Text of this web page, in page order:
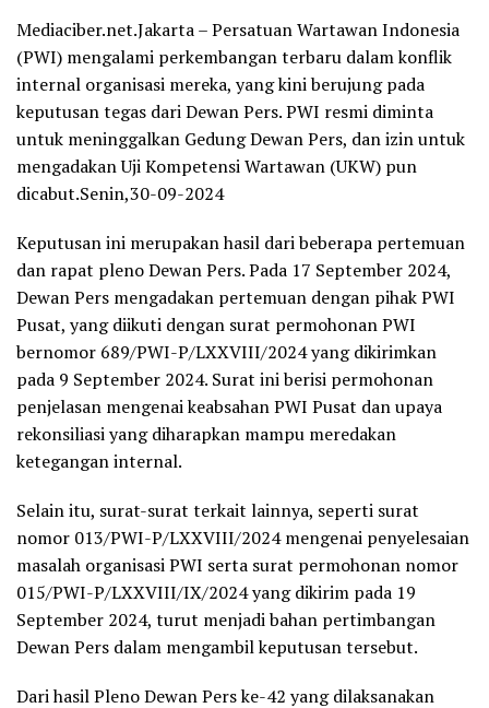
Mediaciber.net.Jakarta – Persatuan Wartawan Indonesia
(PWI) mengalami perkembangan terbaru dalam konflik
internal organisasi mereka, yang kini berujung pada
keputusan tegas dari Dewan Pers. PWI resmi diminta
untuk meninggalkan Gedung Dewan Pers, dan izin untuk
mengadakan Uji Kompetensi Wartawan (UKW) pun
dicabut.Senin,30-09-2024
Keputusan ini merupakan hasil dari beberapa pertemuan
dan rapat pleno Dewan Pers. Pada 17 September 2024,
Dewan Pers mengadakan pertemuan dengan pihak PWI
Pusat, yang diikuti dengan surat permohonan PWI
bernomor 689/PWI-P/LXXVIII/2024 yang dikirimkan
pada 9 September 2024. Surat ini berisi permohonan
penjelasan mengenai keabsahan PWI Pusat dan upaya
rekonsiliasi yang diharapkan mampu meredakan
ketegangan internal.
Selain itu, surat-surat terkait lainnya, seperti surat
nomor 013/PWI-P/LXXVIII/2024 mengenai penyelesaian
masalah organisasi PWI serta surat permohonan nomor
015/PWI-P/LXXVIII/IX/2024 yang dikirim pada 19
September 2024, turut menjadi bahan pertimbangan
Dewan Pers dalam mengambil keputusan tersebut.
Dari hasil Pleno Dewan Pers ke-42 yang dilaksanakan